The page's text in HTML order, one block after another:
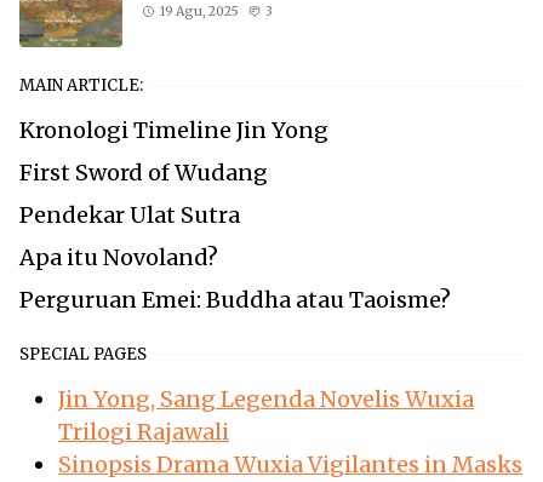
19 Agu, 2025 3
MAIN ARTICLE:
Kronologi Timeline Jin Yong
First Sword of Wudang
Pendekar Ulat Sutra
Apa itu Novoland?
Perguruan Emei: Buddha atau Taoisme?
SPECIAL PAGES
Jin Yong, Sang Legenda Novelis Wuxia
Trilogi Rajawali
Sinopsis Drama Wuxia Vigilantes in Masks